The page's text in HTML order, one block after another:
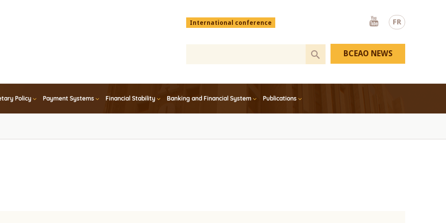
FR
Menu
top
International conference
Youtube
Policy Payment Systems Financial Stability Banking and Financial System Publications
BCEAO NEWS